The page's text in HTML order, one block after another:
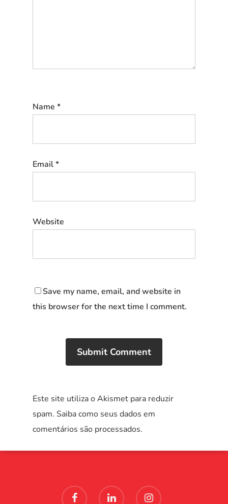
Name *
Email*
Website
Save my name, email, and website in
this browser for the next time I comment.
Este site utiliza o Akismet para reduzir
spam. Saiba como seus dados em
comentários são processados.